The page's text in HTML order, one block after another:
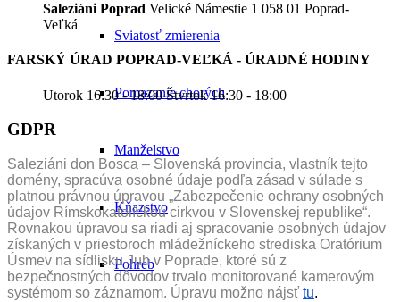
Sviatosť zmierenia
Pomazanie chorých
Manželstvo
Kňazstvo
Pohreb
Saleziáni Poprad Velické Námestie 1 058 01 Poprad-
Veľká
FARSKÝ ÚRAD POPRAD-VEĽKÁ - ÚRADNÉ HODINY
Utorok 16:30 - 18:00 Štvrtok 16:30 - 18:00
GDPR
Saleziáni don Bosca – Slovenská provincia, vlastník tejto
domény, spracúva osobné údaje podľa zásad v súlade s
platnou právnou úpravou „Zabezpečenie ochrany osobných
údajov Rímskokatolíckou cirkvou v Slovenskej republike“.
Rovnakou úpravou sa riadi aj spracovanie osobných údajov
získaných v priestoroch mládežníckeho strediska Oratórium
Úsmev na sídlisku Juh v Poprade, ktoré sú z
bezpečnostných dôvodov trvalo monitorované kamerovým
systémom so záznamom. Úpravu možno nájsť tu.